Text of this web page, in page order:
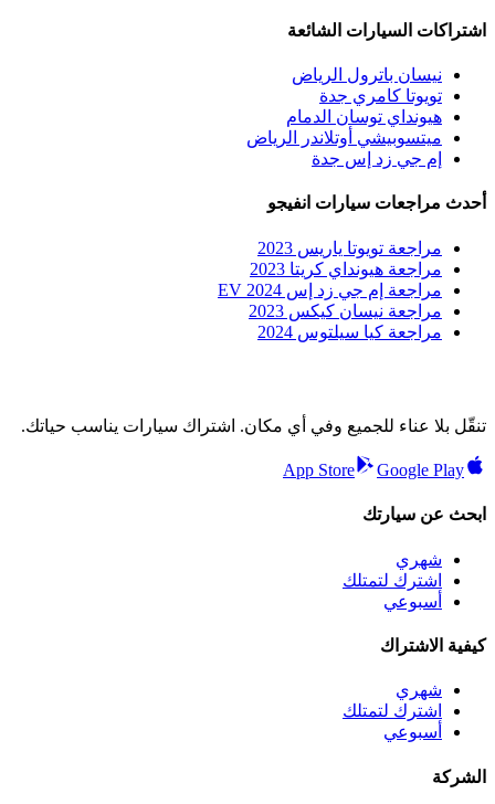
اشتراكات السيارات الشائعة
نيسان باترول الرياض
تويوتا كامري جدة
هيونداي توسان الدمام
ميتسوبيشي أوتلاندر الرياض
إم جي زد إس جدة
أحدث مراجعات سيارات انفيجو
مراجعة تويوتا ياريس 2023
مراجعة هيونداي كريتا 2023
مراجعة إم جي زد إس EV 2024
مراجعة نيسان كيكس 2023
مراجعة كيا سيلتوس 2024
تنقّل بلا عناء للجميع وفي أي مكان. اشتراك سيارات يناسب حياتك.
App Store Google Play
ابحث عن سيارتك
شهري
اشترك لتمتلك
أسبوعي
كيفية الاشتراك
شهري
اشترك لتمتلك
أسبوعي
الشركة